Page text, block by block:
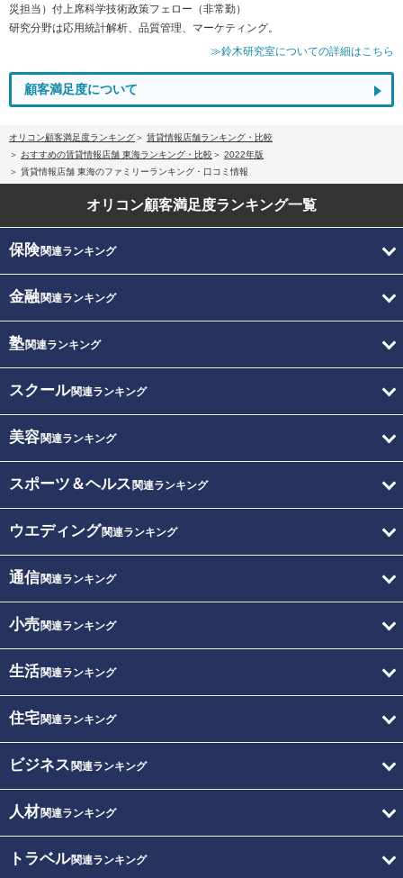
災担当）付上席科学技術政策フェロー（非常勤）
研究分野は応用統計解析、品質管理、マーケティング。
≫鈴木研究室についての詳細はこちら
顧客満足度について
オリコン顧客満足度ランキング
賃貸情報店舗ランキング・比較
おすすめの賃貸情報店舗 東海ランキング・比較
2022年版
賃貸情報店舗 東海のファミリーランキング・口コミ情報
オリコン顧客満足度ランキング一覧
保険関連ランキング
金融関連ランキング
塾関連ランキング
スクール関連ランキング
美容関連ランキング
スポーツ＆ヘルス 関連ランキング
ウエディング関連ランキング
通信関連ランキング
小売関連ランキング
生活関連ランキング
住宅関連ランキング
ビジネス 関連ランキング
人材関連ランキング
トラベル関連ランキング